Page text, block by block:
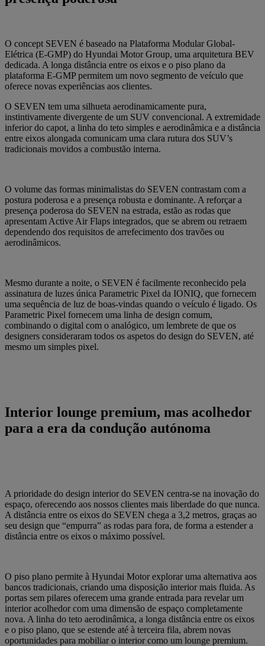
O concept SEVEN é baseado na Plataforma Modular Global-
Elétrica (E-GMP) do Hyundai Motor Group, uma arquitetura BEV
dedicada. A longa distância entre os eixos e o piso plano da
plataforma E-GMP permitem um novo segmento de veículo que
oferece novas experiências aos clientes.
O SEVEN tem uma silhueta aerodinamicamente pura,
instintivamente divergente de um SUV convencional. A extremidade
inferior do capot, a linha do teto simples e aerodinâmica e a distância
entre eixos alongada comunicam uma clara rutura dos SUV’s
tradicionais movidos a combustão interna.
O volume das formas minimalistas do SEVEN contrastam com a
postura poderosa e a presença robusta e dominante. A reforçar a
presença poderosa do SEVEN na estrada, estão as rodas que
apresentam Active Air Flaps integrados, que se abrem ou retraem
dependendo dos requisitos de arrefecimento dos travões ou
aerodinâmicos.
Mesmo durante a noite, o SEVEN é facilmente reconhecido pela
assinatura de luzes única Parametric Pixel da IONIQ, que fornecem
uma sequência de luz de boas-vindas quando o veículo é ligado. Os
Parametric Pixel fornecem uma linha de design comum,
combinando o digital com o analógico, um lembrete de que os
designers consideraram todos os aspetos do design do SEVEN, até
mesmo um simples pixel.
Interior lounge premium, mas acolhedor
para a era da condução autónoma
A prioridade do design interior do SEVEN centra-se na inovação do
espaço, oferecendo aos nossos clientes mais liberdade do que nunca.
A distância entre os eixos do SEVEN chega a 3,2 metros, graças ao
seu design que “empurra” as rodas para fora, de forma a estender a
distância entre os eixos o máximo possível.
O piso plano permite à Hyundai Motor explorar uma alternativa aos
bancos tradicionais, criando uma disposição interior mais fluida. As
portas sem pilares oferecem uma grande entrada para revelar um
interior acolhedor com uma dimensão de espaço completamente
nova. A linha do teto aerodinâmica, a longa distância entre os eixos
e o piso plano, que se estende até à terceira fila, abrem novas
oportunidades para mobiliar o interior como um lounge premium.